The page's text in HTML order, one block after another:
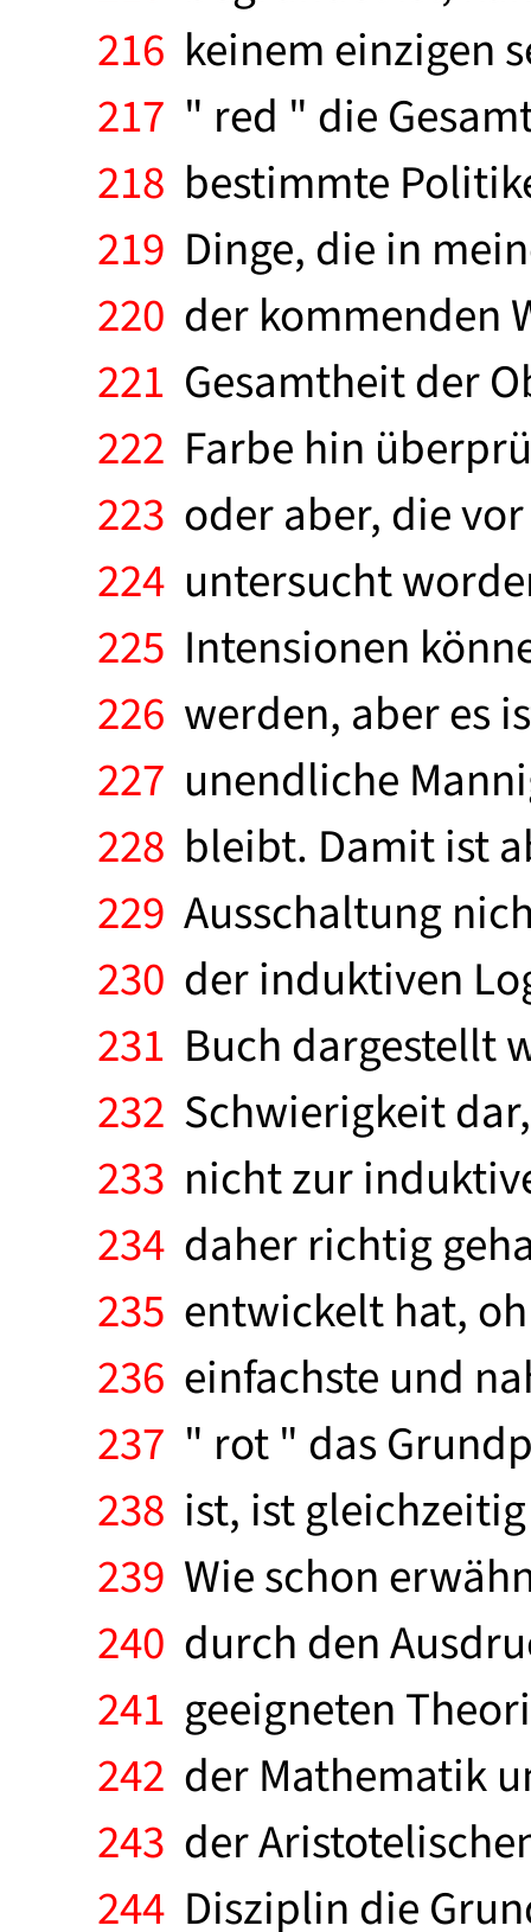
216 keinem einzigen
217 " red " die
218 bestimmte
219 Dinge, die in
220 der kommenden
221 Gesamtheit der
222 Farbe hin
223 oder aber, die
224 untersucht
225 Intensionen
226 werden, aber es
227 unendliche
228 bleibt. Damit ist
229 Ausschaltung
230 der induktiven
231 Buch dargestellt
232 Schwierigkeit
233 nicht zur
234 daher richtig
235 entwickelt hat,
236 einfachste und
237 " rot " das
238 ist, ist
239 Wie schon
240 durch den
241 geeigneten
242 der Mathematik
243 der
244 Disziplin die